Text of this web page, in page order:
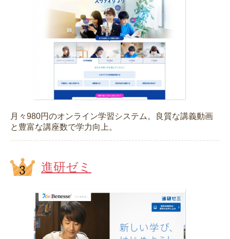
月々980円のオンライン学習システム。良質な講義動画
と豊富な講座数で学力向上。
進研ゼミ